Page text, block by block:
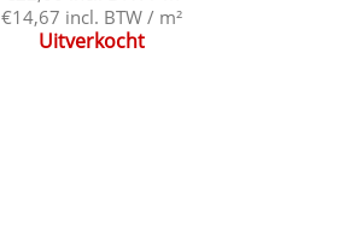
€14,67 incl. BTW / m²
Uitverkocht